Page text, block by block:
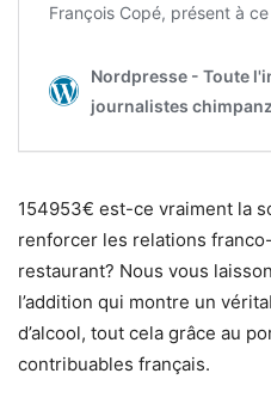
154953€ est-ce vraiment la
renforcer les relations
restaurant? Nous vous
l’addition qui montre un
d’alcool, tout cela grâce au
contribuables français.